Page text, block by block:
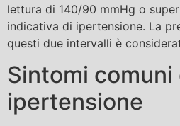
lettura di 140/90 mmHg o
indicativa di ipertensione. La
questi due intervalli è
Sintomi comuni
ipertensione